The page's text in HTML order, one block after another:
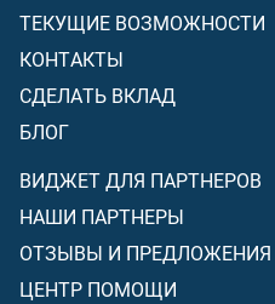
ТЕКУЩИЕ ВОЗМОЖНОСТИ
КОНТАКТЫ
СДЕЛАТЬ ВКЛАД
БЛОГ
ВИДЖЕТ ДЛЯ ПАРТНЕРОВ
НАШИ ПАРТНЕРЫ
ОТЗЫВЫ И ПРЕДЛОЖЕНИЯ
ЦЕНТР ПОМОЩИ